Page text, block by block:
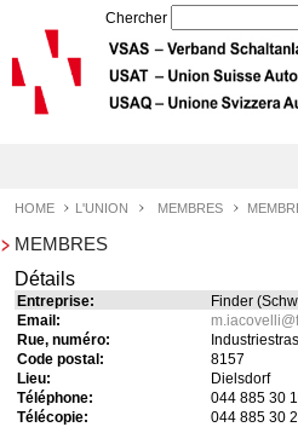
Chercher
Agenda
Label de qualité USAT
Prestations
L'Union
Profil de l'Union
Objectifs de l'Union
HOME L'UNION MEMBRES
MEMBRES
Détails
Entreprise:
Finder
Email:
m.iacovelli@
Rue, numéro:
Code postal:
8157
Lieu:
Dielsdorf
Téléphone:
044 885 30
Télécopie:
044 885 30